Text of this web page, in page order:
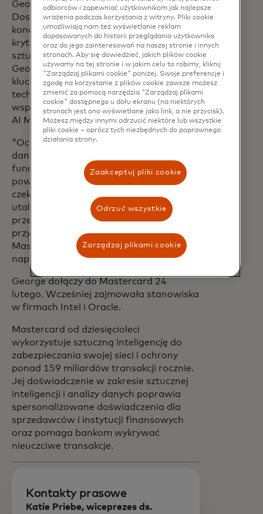
George będzie kierował Centrum
Doskonałości AI Mastercard,
koncentrującym się na najbardziej
krytycznych działaniach firmy w zakresie
sztucznej inteligencji i nauki o danych.
George będzie również odgrywał
kluczową rolę w kształtowaniu
technologii, narzędzi i infrastruktury
wspierającej analityków danych i talenty
AI Mastercard.
"Oczywiste jest, że sztuczna inteligencja i
dane to nie tylko narzędzia - to
fundamenty naszej przyszłości" -
powiedział George. "Z niecierpliwością
czekam na współpracę z tym
utalentowanym zespołem, aby
przesunąć granice tego, co jest możliwe i
przyczynić się do realizacji misji
Mastercard polegającej na łączeniu i
napędzaniu gospodarki cyfrowej".
George dołączy do Mastercard 24
lutego. Wcześniej zajmowała stanowiska
w firmach Intel i Oracle.
Mastercard od dziesięcioleci
wykorzystuje sztuczną inteligencję do
zabezpieczania swojej sieci i ochrony
ponad 159 miliardów transakcji rocznie.
Jej doświadczenie w zakresie sztucznej
inteligencji i analizy danych poprawia
spersonalizowane doświadczenia dla
sprzedawców i instytucji finansowych
oraz pomaga bankom wykrywać
nieuczciwe transakcje.
Kontakty prasowe
Katie Priebe, wiceprezes ds.
odbiorców i zapewniać użytkownikom jak najlepsze
wrażenia podczas korzystania z witryny. Pliki cookie
umożliwiają nam też wyświetlanie reklam
dopasowanych do historii przeglądania użytkownika
oraz do jego zainteresowań na naszej stronie i innych
stronach. Aby się dowiedzieć, jakich plików cookie
używamy na tej stronie i w jakim celu to robimy, kliknij
"Zarządzaj plikami cookie" poniżej. Swoje preferencje i
zgodę na korzystanie z plików cookie zawsze możesz
zmienić za pomocą narzędzia "Zarządzaj plikami
cookie" dostępnego u dołu ekranu (na niektórych
stronach jest ono wyświetlane jako link, a nie przycisk).
Możesz między innymi odrzucić niektóre lub wszystkie
pliki cookie – oprócz tych niezbędnych do poprawnego
działania strony.
Zaakceptuj pliki cookie
Odrzuć wszystkie
Zarządzaj plikami cookie